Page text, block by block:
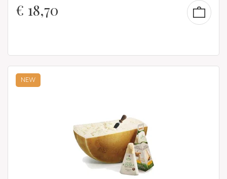
€ 18,70
NEW